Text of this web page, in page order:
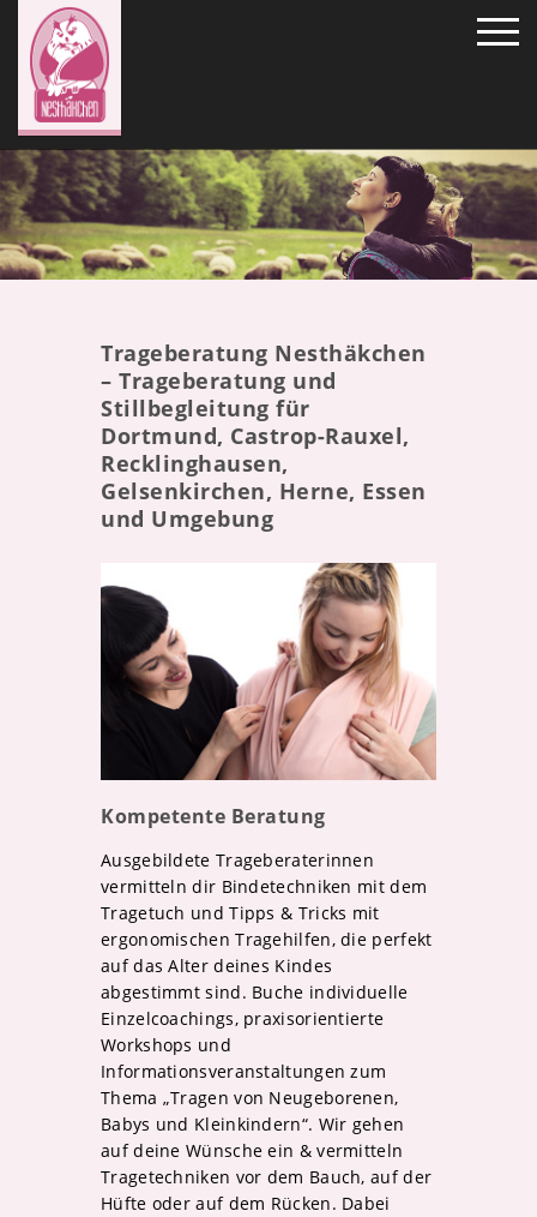
Trageberatung Nesthäkchen
– Trageberatung und
Stillbegleitung für
Dortmund, Castrop-Rauxel,
Recklinghausen,
Gelsenkirchen, Herne, Essen
und Umgebung
Kompetente Beratung
Ausgebildete Trageberaterinnen
vermitteln dir Bindetechniken mit dem
Tragetuch und Tipps & Tricks mit
ergonomischen Tragehilfen, die perfekt
auf das Alter deines Kindes
abgestimmt sind. Buche individuelle
Einzelcoachings, praxisorientierte
Workshops und
Informationsveranstaltungen zum
Thema „Tragen von Neugeborenen,
Babys und Kleinkindern“. Wir gehen
auf deine Wünsche ein & vermitteln
Tragetechniken vor dem Bauch, auf der
Hüfte oder auf dem Rücken. Dabei